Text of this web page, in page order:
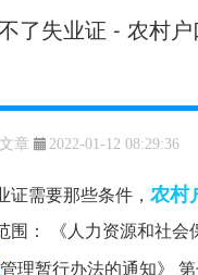
了失业证 - 农村
章 2022-01-12 08:29:36
证需要那些条件， 农村
围： 《人力资源和社会
管理暂行办法的通知》